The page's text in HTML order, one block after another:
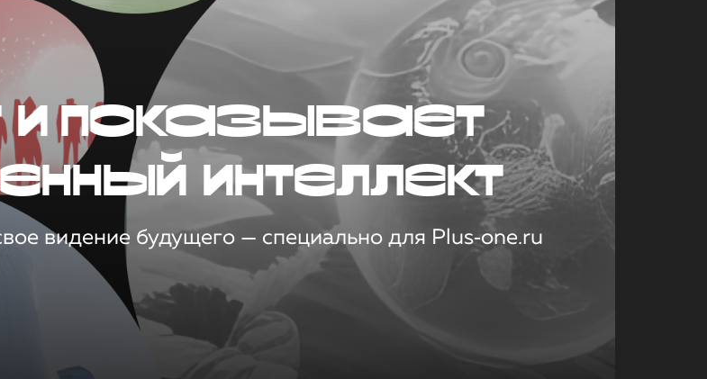
и показывает
интеллект
видение будущего — специально для Plus‑one.ru